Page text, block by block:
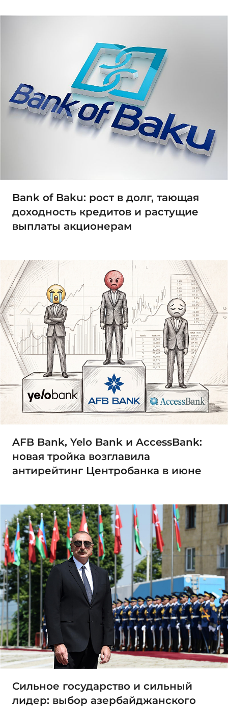
Bank of Baku: рост в долг, тающая
доходность кредитов и растущие
выплаты акционерам
AFB Bank, Yelo Bank и AccessBank:
новая тройка возглавила
антирейтинг Центробанка в июне
Сильное государство и сильный
лидер: выбор азербайджанского